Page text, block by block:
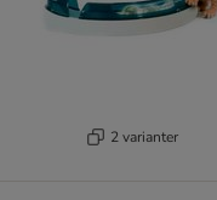
2 varianter